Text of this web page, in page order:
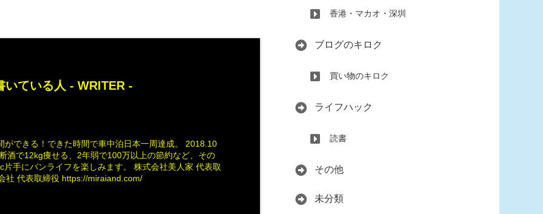
いている人 - WRITER -
ができる！できた時間で車中泊日本一周達成。 2018.10
酒で12kg痩せる、2年弱で100万以上の節約など、その
片手にバンライフを楽しみます。 株式会社美人家 代表取
社 代表取締役 https://miraiand.com/
香港・マカオ・深圳
ブログのキロク
買い物のキロク
ライフハック
読書
その他
未分類